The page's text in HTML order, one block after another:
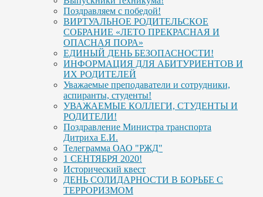
Поздравляем с победой!
ВИРТУАЛЬНОЕ РОДИТЕЛЬСКОЕ
СОБРАНИЕ «ЛЕТО ПРЕКРАСНАЯ И
ОПАСНАЯ ПОРА»
ЕДИНЫЙ ДЕНЬ БЕЗОПАСНОСТИ!
ИНФОРМАЦИЯ ДЛЯ АБИТУРИЕНТОВ И
ИХ РОДИТЕЛЕЙ
Уважаемые преподаватели и сотрудники,
аспиранты, студенты!
УВАЖАЕМЫЕ КОЛЛЕГИ, СТУДЕНТЫ И
РОДИТЕЛИ!
Поздравление Министра транспорта
Дитриха Е.И.
Телеграмма ОАО "РЖД"
1 СЕНТЯБРЯ 2020!
Исторический квест
ДЕНЬ СОЛИДАРНОСТИ В БОРЬБЕ С
ТЕРРОРИЗМОМ